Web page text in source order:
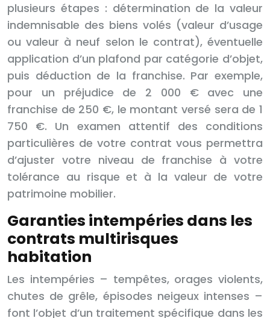
plusieurs étapes : détermination de la valeur
indemnisable des biens volés (valeur d’usage
ou valeur à neuf selon le contrat), éventuelle
application d’un plafond par catégorie d’objet,
puis déduction de la franchise. Par exemple,
pour un préjudice de 2 000 € avec une
franchise de 250 €, le montant versé sera de 1
750 €. Un examen attentif des conditions
particulières de votre contrat vous permettra
d’ajuster votre niveau de franchise à votre
tolérance au risque et à la valeur de votre
patrimoine mobilier.
Garanties intempéries dans les
contrats multirisques
habitation
Les intempéries – tempêtes, orages violents,
chutes de grêle, épisodes neigeux intenses –
font l’objet d’un traitement spécifique dans les